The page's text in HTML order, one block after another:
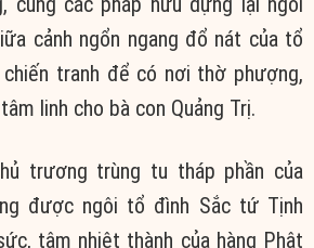
cảnh ngổn ngang đổ nát của tổ
chiến tranh để có nơi thờ phượng,
linh cho bà con Quảng Trị.
trương trùng tu tháp phần của
được ngôi tổ đình Sắc tứ Tịnh
tâm nhiệt thành của hàng Phật